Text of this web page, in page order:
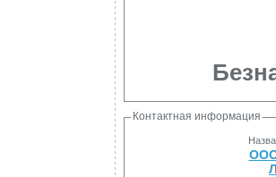
Контактная информация